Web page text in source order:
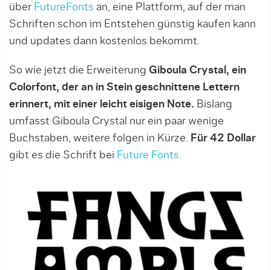
über FutureFonts an, eine Plattform, auf der man
Schriften schon im Entstehen günstig kaufen kann
und updates dann kostenlos bekommt.
So wie jetzt die Erweiterung Giboula Crystal, ein
Colorfont, der an in Stein geschnittene Lettern
erinnert, mit einer leicht eisigen Note. Bislang
umfasst Giboula Crystal nur ein paar wenige
Buchstaben, weitere folgen in Kürze. Für 42 Dollar
gibt es die Schrift bei Future Fonts.